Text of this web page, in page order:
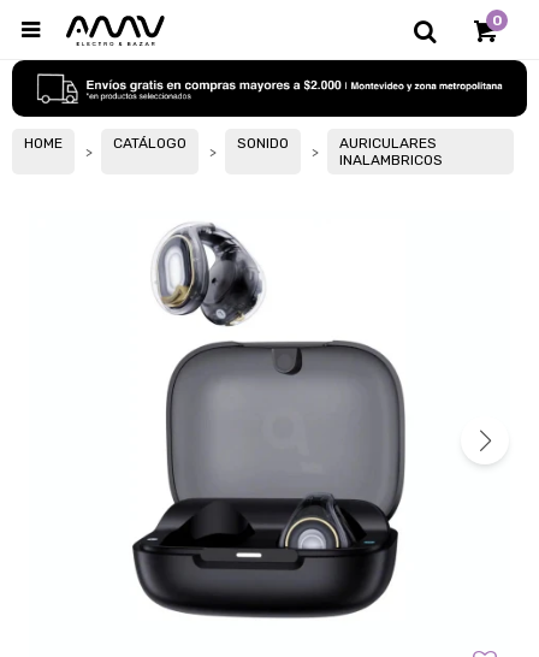
0

HOME CATÁLOGO SONIDO
AURICULARES
INALAMBRICOS